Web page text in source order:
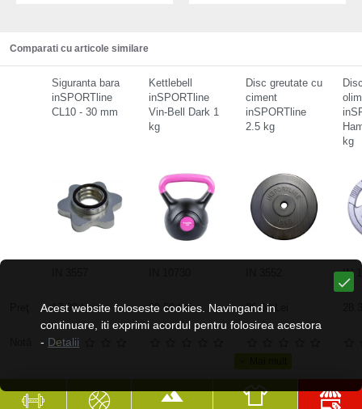
Comparati cu articole similare
Siguranta bara
inSPORTline
CL10 - 30 mm
Kettlebell
inSPORTline
Vin-Bell Dark 1
kg
Disc greutate cu
ciment
inSPORTline
2.5 kg
kg
IN
17.99 Lei 20.59 Lei 26.04 Lei
Acest website foloseste cookies. Navingand in
continuare, iti exprimi acordul pentru folosirea acestora
- Detalii